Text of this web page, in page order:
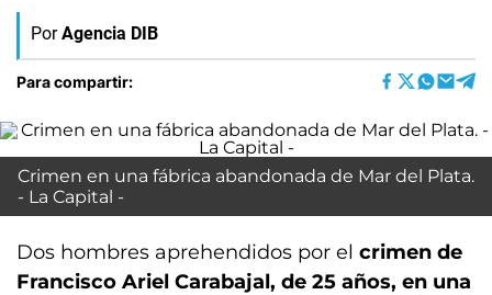
Por Agencia DIB
Para compartir:
Crimen en una fábrica abandonada de Mar del Plata.
- La Capital -
Dos hombres aprehendidos por el crimen de
Francisco Ariel Carabajal, de 25 años, en una